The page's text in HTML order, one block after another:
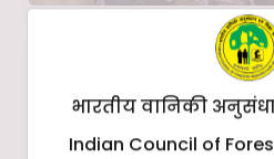
भारतीय वानिकी
Indian Council of